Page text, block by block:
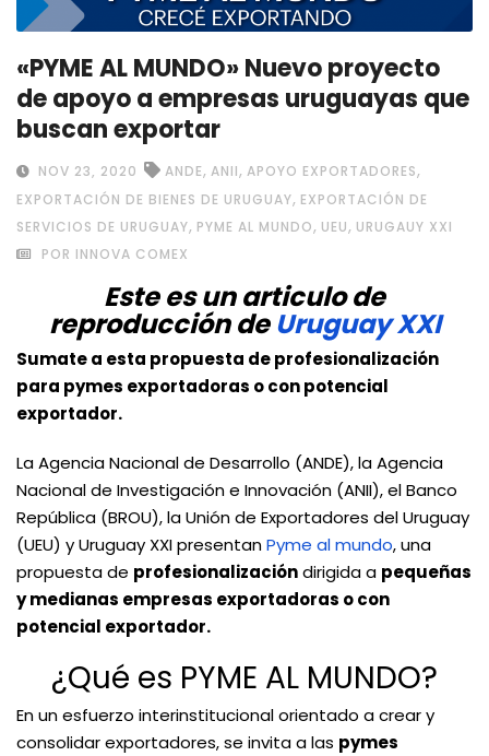
«PYME AL MUNDO» Nuevo proyecto
de apoyo a empresas uruguayas que
buscan exportar
NOV 23, 2020 ANDE, ANII, APOYO EXPORTADORES,
EXPORTACIÓN DE BIENES DE URUGUAY, EXPORTACIÓN DE
SERVICIOS DE URUGUAY, PYME AL MUNDO, UEU, URUGAUY XXI
POR INNOVA COMEX
Este es un articulo de
reproducción deUruguay XXI
Sumate a esta propuesta de profesionalización
para pymes exportadoras o con potencial
exportador.
La Agencia Nacional de Desarrollo (ANDE), la Agencia
Nacional de Investigación e Innovación (ANII), el Banco
República (BROU), la Unión de Exportadores del Uruguay
(UEU) y Uruguay XXI presentanPyme al mundo, una
propuesta de profesionalizacióndirigida a pequeñas
y medianas empresas exportadoras o con
potencial exportador.
¿Qué es PYME AL MUNDO?
En un esfuerzo interinstitucional orientado a crear y
consolidar exportadores, se invita a las pymes